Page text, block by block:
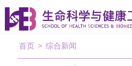
首页 > 综合新闻